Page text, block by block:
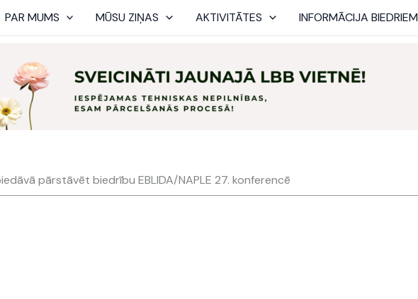
PAR MUMS MŪSU ZIŅAS AKTIVITĀTES INFORMĀCIJA BIEDRIEM
pārstāvēt biedrību EBLIDA/NAPLE 27. konferencē